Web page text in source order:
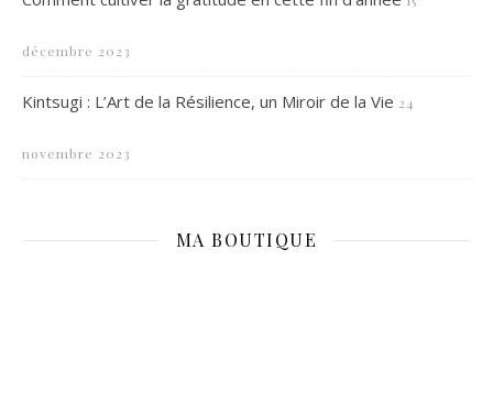
décembre 2023
Kintsugi : L’Art de la Résilience, un Miroir de la Vie 24
novembre 2023
MA BOUTIQUE